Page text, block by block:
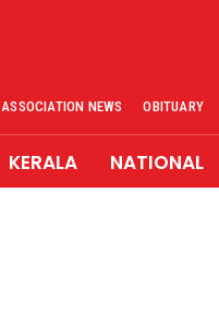
ASSOCIATION NEWS OBITUARY
KERALA NATIONAL